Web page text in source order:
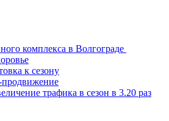
комплекса в Волгограде
к сезону
продвижение
трафика в сезон в 3.20 раз